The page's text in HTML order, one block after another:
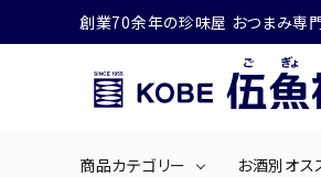
創業70余年の珍味屋 おつまみ専
商品カテゴリー お酒別オス